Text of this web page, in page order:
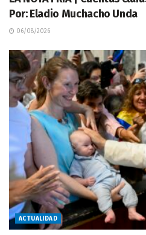
Por: Eladio Muchacho Unda
06/08/2026
ACTUALIDAD